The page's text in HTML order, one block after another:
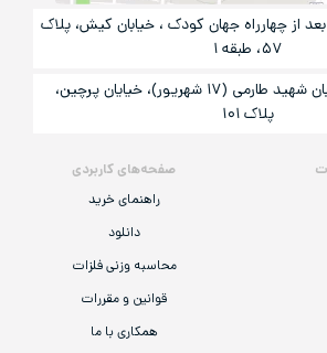
صفحه‌های کاربردی
راهنمای خرید
دانلود
محاسبه وزنی فلزات
قوانین و مقررات
همکاری با ما
بعد از چهارراه جهان کودک ، خیابان کیش، پلاک
۵۷، طبقه ۱
تهران، شادآباد، خیابان شهید طارمی (۱۷ شهریور)، خیایان پرچین،
پلاک ۱۰۱